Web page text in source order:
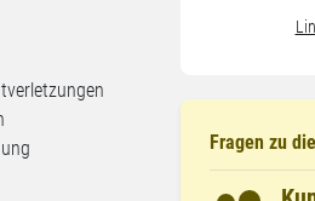
Fragen zu